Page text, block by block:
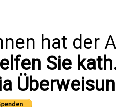
hat der
Sie